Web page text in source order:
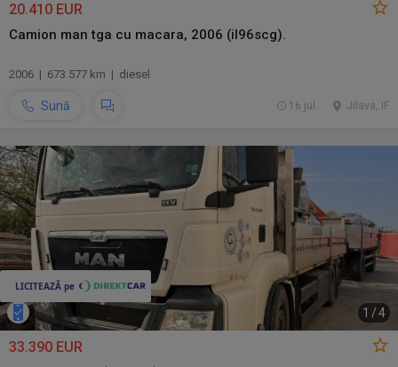
20.410 EUR
Camion man tga cu macara, 2006 (il96scg).
2006 | 673.577 km | diesel
Sună Jilava, IF
16 jul.
1 /4
33.390 EUR